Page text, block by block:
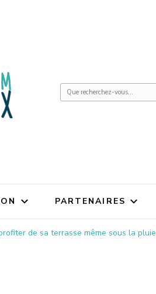
Vous
PARTENAIRES
de sa terrasse même sous la pluie